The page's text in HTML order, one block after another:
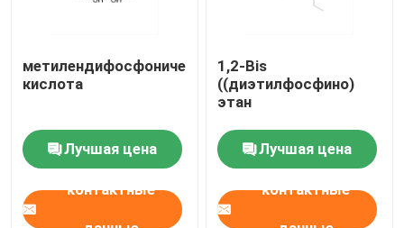
метилендифосфоническая
кислота
Лучшая цена
контактные
1,2-Bis
((диэтилфосфино)
этан
Лучшая цена
контактные